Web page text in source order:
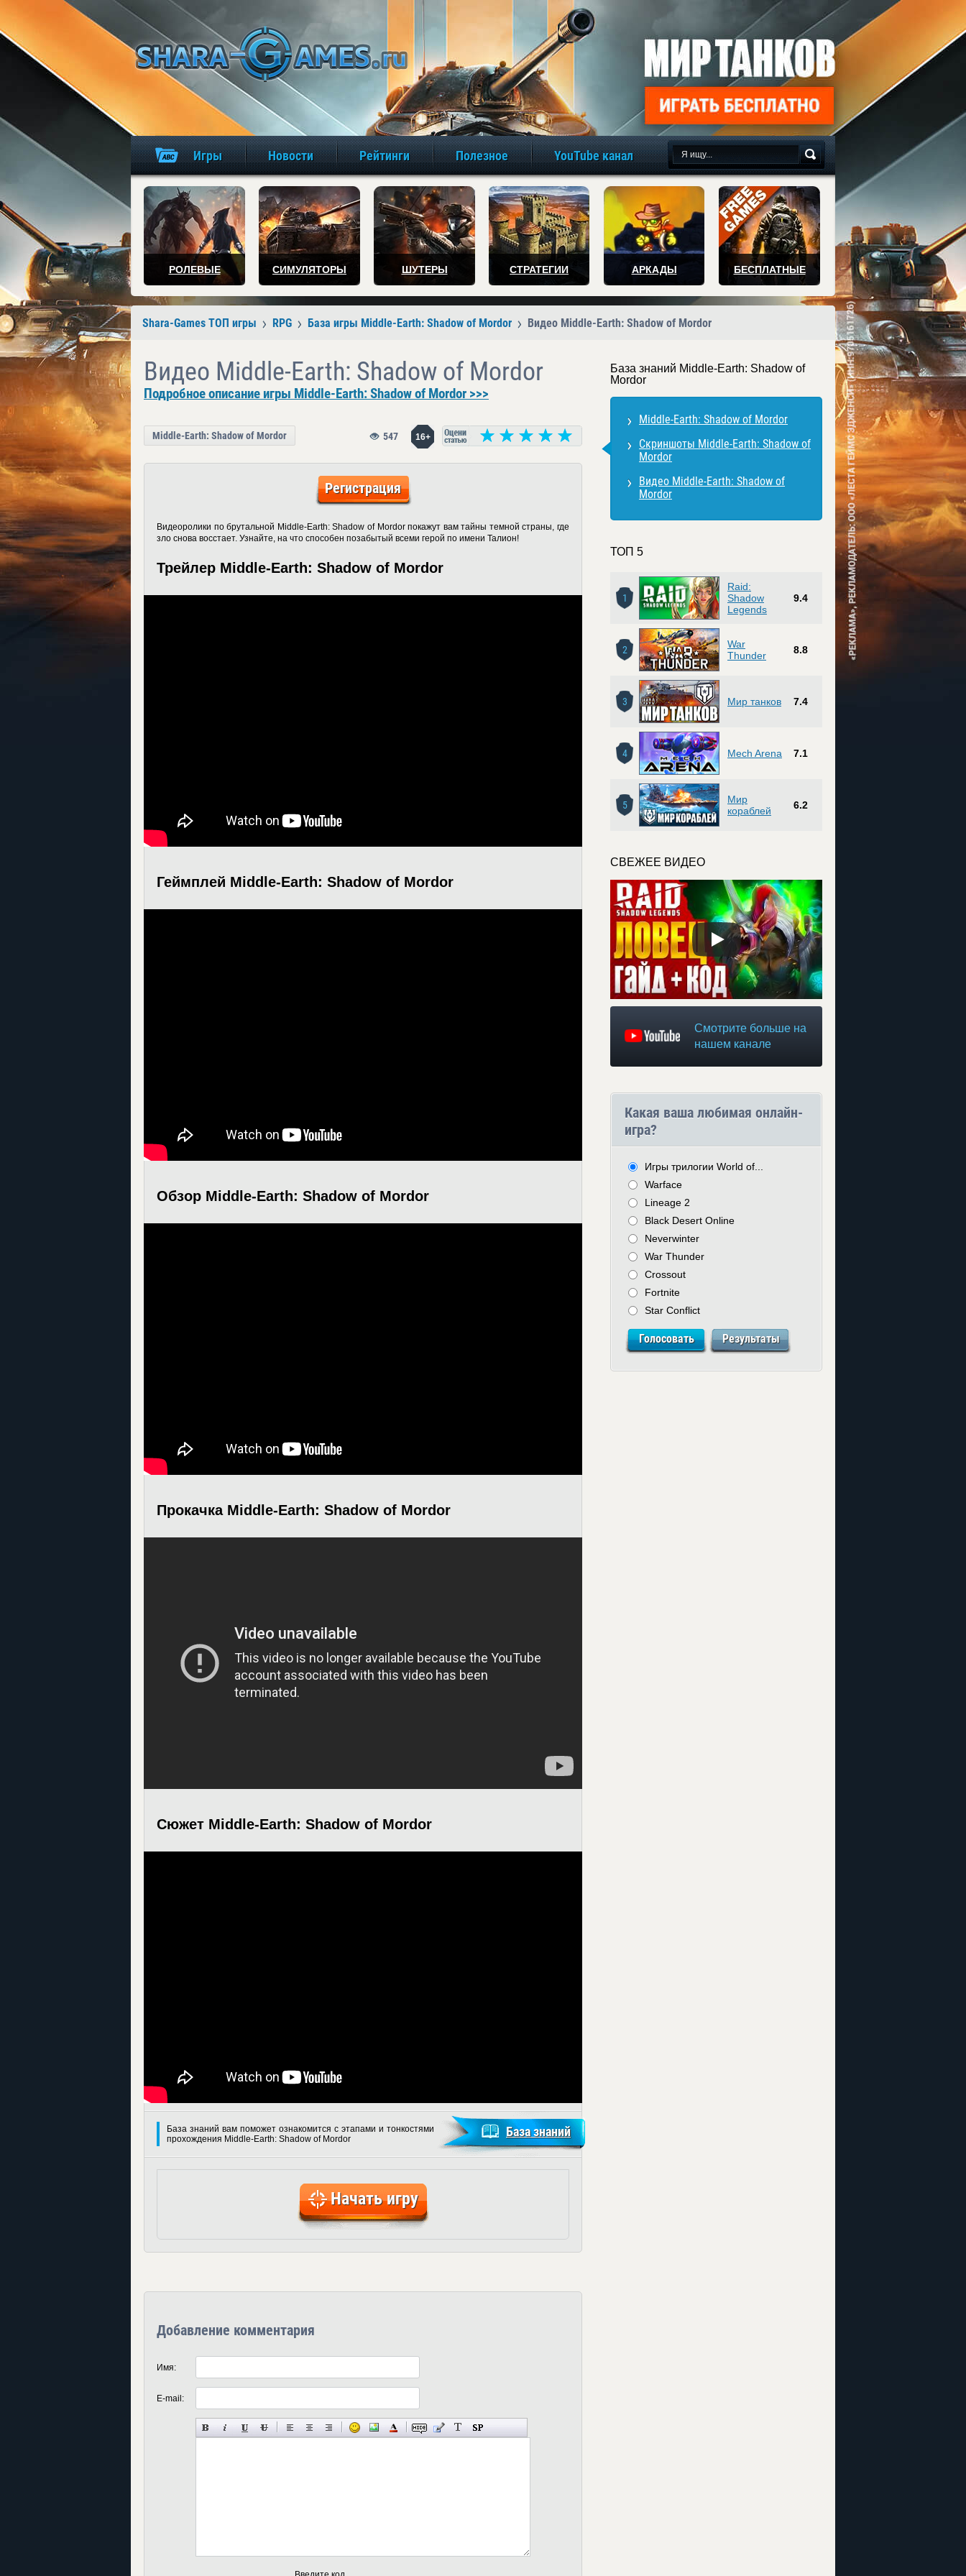
игры онлайн бесплатно
Игры Новости Рейтинги Полезное YouTube канал
РОЛЕВЫЕ СИМУЛЯТОРЫ ШУТЕРЫ СТРАТЕГИИ АРКАДЫ БЕСПЛАТНЫЕ
Shara-Games ТОП игры RPG База игры Middle-Earth: Shadow of Mordor Видео Middle-Earth: Shadow of Mordor
Видео Middle-Earth: Shadow of Mordor
Подробное описание игры Middle-Earth: Shadow of Mordor >>>
Middle-Earth: Shadow of Mordor 16+
547
Регистрация
Видеоролики по брутальной Middle-Earth: Shadow of Mordor покажут вам тайны темной страны, где
зло снова восстает. Узнайте, на что способен позабытый всеми герой по имени Талион!
Трейлер Middle-Earth: Shadow of Mordor
Геймплей Middle-Earth: Shadow of Mordor
Обзор Middle-Earth: Shadow of Mordor
Прокачка Middle-Earth: Shadow of Mordor
Сюжет Middle-Earth: Shadow of Mordor
База знаний вам поможет ознакомится с этапами и тонкостями
прохождения Middle-Earth: Shadow of Mordor
База знаний
Начать игру
Добавление комментария
Имя:
E-mail:
База знаний Middle-Earth: Shadow of
Mordor
Middle-Earth: Shadow of Mordor
Скриншоты Middle-Earth: Shadow of
Mordor
Видео Middle-Earth: Shadow of
Mordor
ТОП 5
1
Raid:
Shadow
Legends
9.4
2
War
Thunder
8.8
3 Мир танков 7.4
4 Mech Arena 7.1
5
Мир
кораблей
6.2
СВЕЖЕЕ ВИДЕО
Смотрите больше на
нашем канале
Какая ваша любимая онлайн-
игра?
Игры трилогии World of...
Warface
Lineage 2
Black Desert Online
Neverwinter
War Thunder
Crossout
Fortnite
Star Conflict